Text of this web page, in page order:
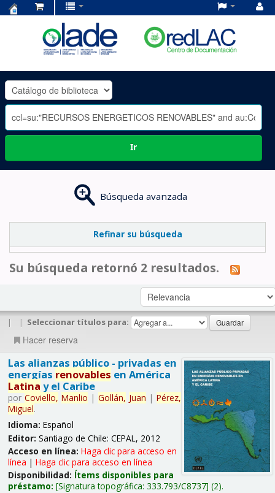
OLADE
-
Ir
Búsqueda avanzada
Refinar su búsqueda
Su búsqueda retornó 2 resultados.
| | Seleccionar títulos para:
Hacer reserva
Las alianzas público - privadas en
energías renovables en América
Latina y el Caribe
por Coviello, Manlio | Gollán, Juan | Pérez,
Miguel.
Idioma: Español
Editor: Santiago de Chile: CEPAL, 2012
Acceso en línea: Haga clic para acceso en
línea | Haga clic para acceso en línea
Disponibilidad: Ítems disponibles para
préstamo: Signatura topográfica: 333.793/C8737 (2).